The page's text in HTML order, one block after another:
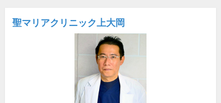
聖マリアクリニック上大岡